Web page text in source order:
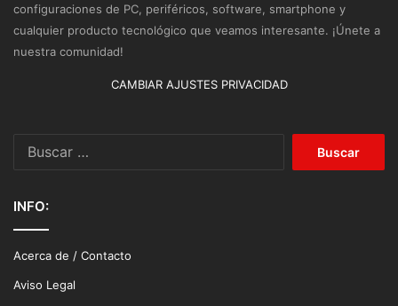
configuraciones de PC, periféricos, software, smartphone y
cualquier producto tecnológico que veamos interesante. ¡Únete a
nuestra comunidad!
CAMBIAR AJUSTES PRIVACIDAD
INFO:
Acerca de / Contacto
Aviso Legal